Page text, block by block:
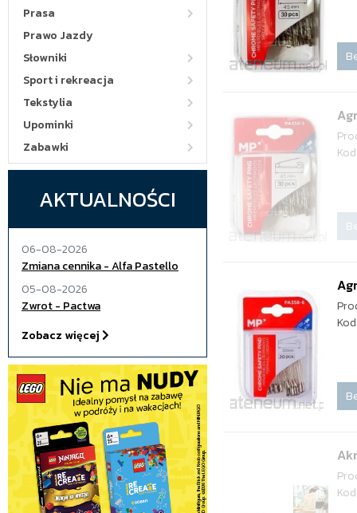
Prasa
Prawo Jazdy
Słowniki
Sport i rekreacja
Tekstylia
Upominki
Zabawki
AKTUALNOŚCI
06-08-2026
Zmiana cennika - Alfa Pastello
05-08-2026
Zwrot - Pactwa
Zobacz więcej